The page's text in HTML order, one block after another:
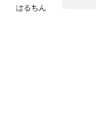
はるちん